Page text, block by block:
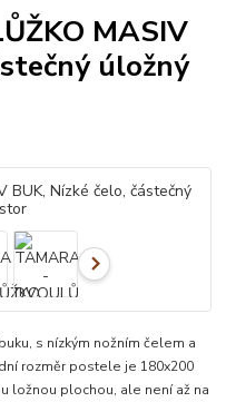
MASIV
úložný
s nízkým nožním čelem a
rozměr postele je 180x200
ložnou plochou, ale není až na